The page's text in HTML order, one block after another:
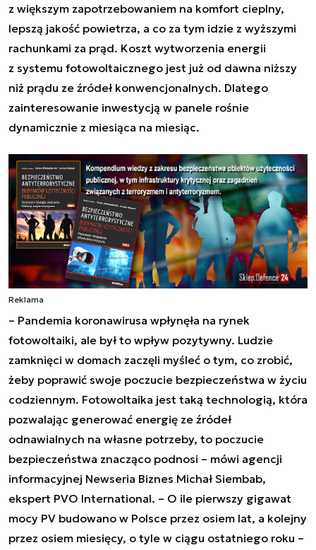
z większym zapotrzebowaniem na komfort cieplny,
lepszą jakość powietrza, a co za tym idzie z wyższymi
rachunkami za prąd. Koszt wytworzenia energii
z systemu fotowoltaicznego jest już od dawna niższy
niż prądu ze źródeł konwencjonalnych. Dlatego
zainteresowanie inwestycją w panele rośnie
dynamicznie z miesiąca na miesiąc.
Reklama
– Pandemia koronawirusa wpłynęła na rynek
fotowoltaiki, ale był to wpływ pozytywny. Ludzie
zamknięci w domach zaczęli myśleć o tym, co zrobić,
żeby poprawić swoje poczucie bezpieczeństwa w życiu
codziennym. Fotowoltaika jest taką technologią, która
pozwalając generować energię ze źródeł
odnawialnych na własne potrzeby, to poczucie
bezpieczeństwa znacząco podnosi – mówi agencji
informacyjnej Newseria Biznes Michał Siembab,
ekspert PVO International. – O ile pierwszy gigawat
mocy PV budowano w Polsce przez osiem lat, a kolejny
przez osiem miesięcy, o tyle w ciągu ostatniego roku –